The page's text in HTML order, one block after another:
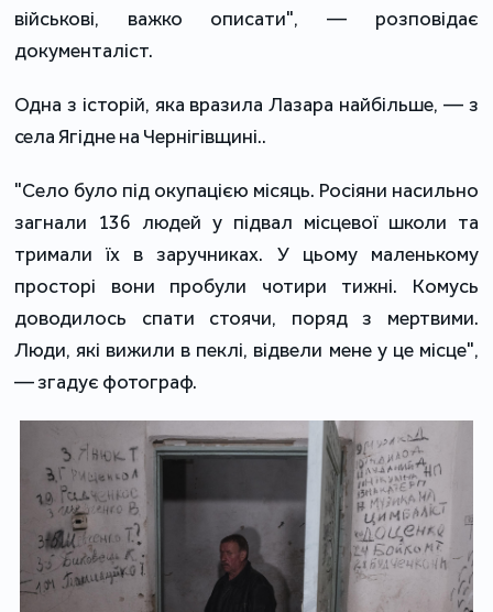
військові, важко описати", — розповідає
документаліст.
Одна з історій, яка вразила Лазара найбільше, — з
села Ягідне на Чернігівщині..
"Село було під окупацією місяць. Росіяни насильно
загнали 136 людей у підвал місцевої школи та
тримали їх в заручниках. У цьому маленькому
просторі вони пробули чотири тижні. Комусь
доводилось спати стоячи, поряд з мертвими.
Люди, які вижили в пеклі, відвели мене у це місце",
— згадує фотограф.